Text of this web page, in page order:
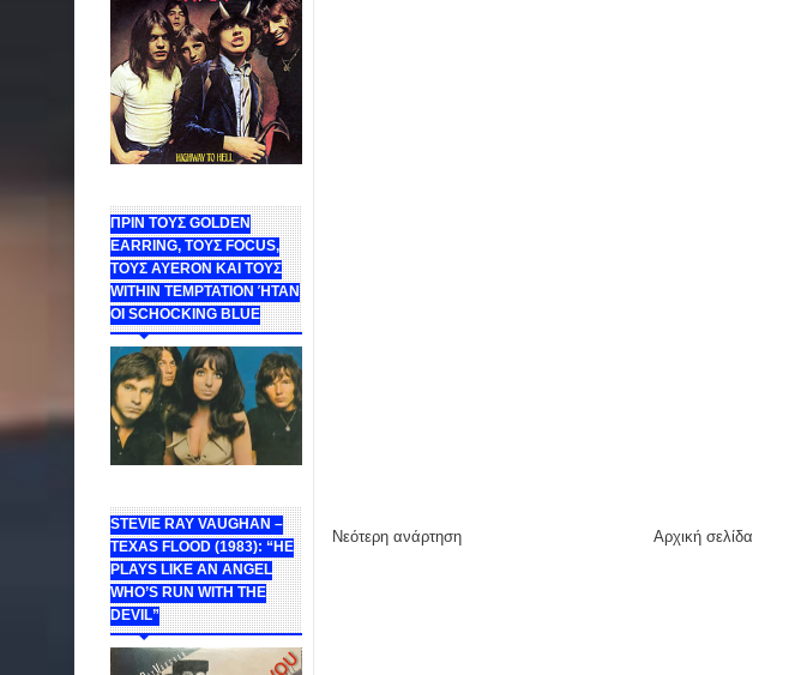
ΠΡΙΝ ΤΟΥΣ GOLDEN
EARRING, ΤΟΥΣ FOCUS,
ΤΟΥΣ ΑΥΕROΝ ΚΑΙ ΤΟΥΣ
WITHIN TEMPTATION ΉΤΑΝ
ΟΙ SCHOCKING BLUE
STEVIE RAY VAUGHAN –
TEXAS FLOOD (1983): “HE
PLAYS LIKE AN ANGEL
WHO’S RUN WITH THE
DEVIL”
Νεότερη ανάρτηση Αρχική σελίδα